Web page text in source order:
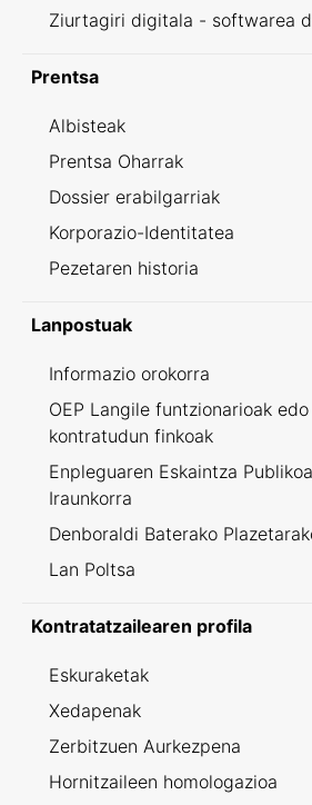
Ziurtagiri digitala - softwarea
Prentsa
Albisteak
Prentsa Oharrak
Dossier erabilgarriak
Korporazio-Identitatea
Pezetaren historia
Lanpostuak
Informazio orokorra
OEP Langile funtzionarioak
kontratudun finkoak
Enpleguaren Eskaintza
Iraunkorra
Denboraldi Baterako
Lan Poltsa
Kontratatzailearen profila
Eskuraketak
Xedapenak
Zerbitzuen Aurkezpena
Hornitzaileen homologazioa